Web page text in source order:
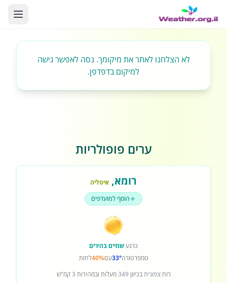
לא הצלחנו לאתר את מיקומך. נסה לאפשר גישה
למיקום בדפדפן.
ערים פופולריות
רומא, איטליה
הוסף למועדפים
כרגעשמיים בהירים
טמפרטורה33°עם40%לחות
רוחצפוניתבכיוון349מעלות ובמהירות 3קמ"ש